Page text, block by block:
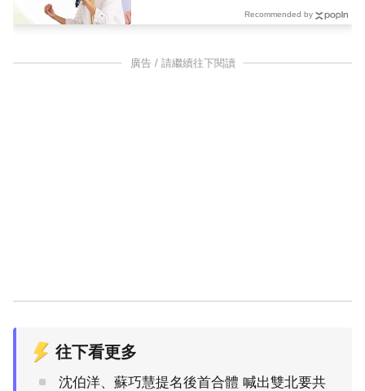
Recommended by
廣告 / 請繼續往下閱讀
往下看更多
沈伯洋、蘇巧慧提名後首合體 喊出雙北要共